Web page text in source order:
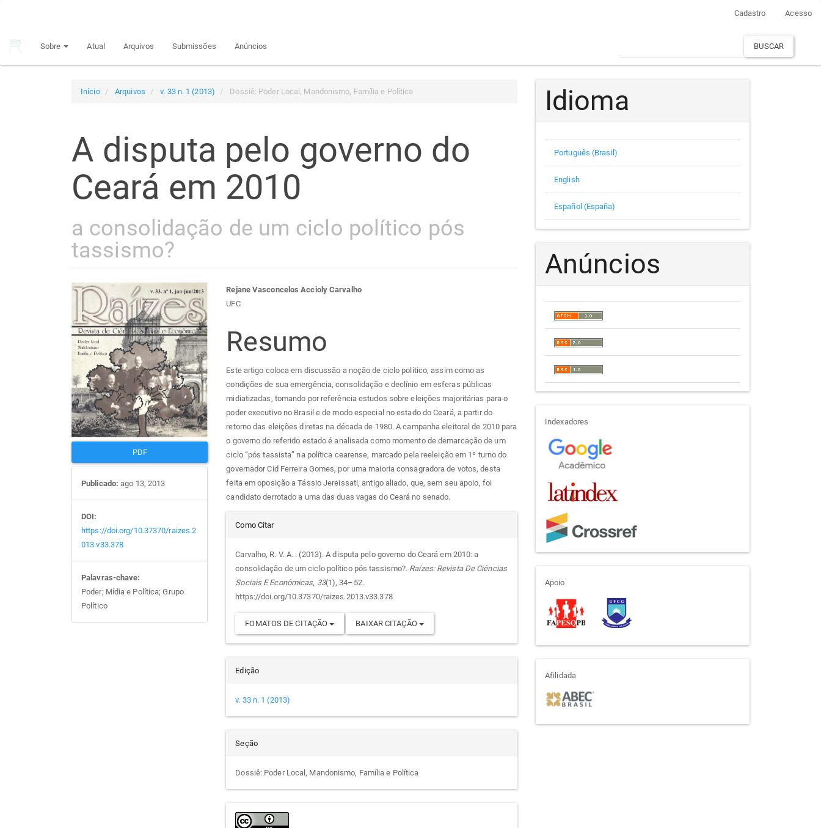
principal
Cadastro Acesso
Sobre Atual Arquivos Submissões Anúncios BUSCAR
Início Arquivos v. 33 n. 1 (2013) Dossiê: Poder Local, Mandonismo, Família e Política
A disputa pelo governo do
Ceará em 2010
a consolidação de um ciclo político pós
tassismo?
Barra
lateral
de
artigos
PDF
Publicado: ago 13, 2013
DOI:
https://doi.org/10.37370/raizes.2
013.v33.378
Palavras-chave:
Poder; Mídia e Política; Grupo
Político
Conteúdo
do
artigo
principal
Rejane Vasconcelos Accioly Carvalho
UFC
Resumo
Este artigo coloca em discussão a noção de ciclo político, assim como as
condições de sua emergência, consolidação e declínio em esferas públicas
midiatizadas, tomando por referência estudos sobre eleições majoritárias para o
poder executivo no Brasil e de modo especial no estado do Ceará, a partir do
retorno das eleições diretas na década de 1980. A campanha eleitoral de 2010 para
o governo do referido estado é analisada como momento de demarcação de um
ciclo “pós tassista” na política cearense, marcado pela reeleição em 1º turno do
governador Cid Ferreira Gomes, por uma maioria consagradora de votos, desta
feita em oposição a Tássio Jereissati, antigo aliado, que, sem seu apoio, foi
candidato derrotado a uma das duas vagas do Ceará no senado.
Detalhes
do
artigo
Como Citar
Carvalho, R. V. A. . (2013). A disputa pelo governo do Ceará em 2010: a
consolidação de um ciclo político pós tassismo?. Raízes: Revista De Ciências
Sociais E Econômicas, 33(1), 34–52.
https://doi.org/10.37370/raizes.2013.v33.378
FOMATOS DE CITAÇÃO BAIXAR CITAÇÃO
Edição
v. 33 n. 1 (2013)
Seção
Dossiê: Poder Local, Mandonismo, Família e Política
Idioma
Português (Brasil)
English
Español (España)
Anúncios
indexadores
Indexadores
apoio
Apoio
afiliada
Afilidada